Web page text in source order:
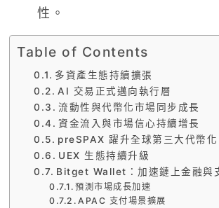
性。
Table of Contents
多資產生態持續擴張
AI 交易正式邁向執行層
流動性與代幣化市場同步成長
資金流入與市場信心持續增長
preSPAX 躍升全球第三大代幣
UEX 生態持續升級
Bitget Wallet：加速鏈上金融與
預測市場成長加速
APAC 支付場景擴展